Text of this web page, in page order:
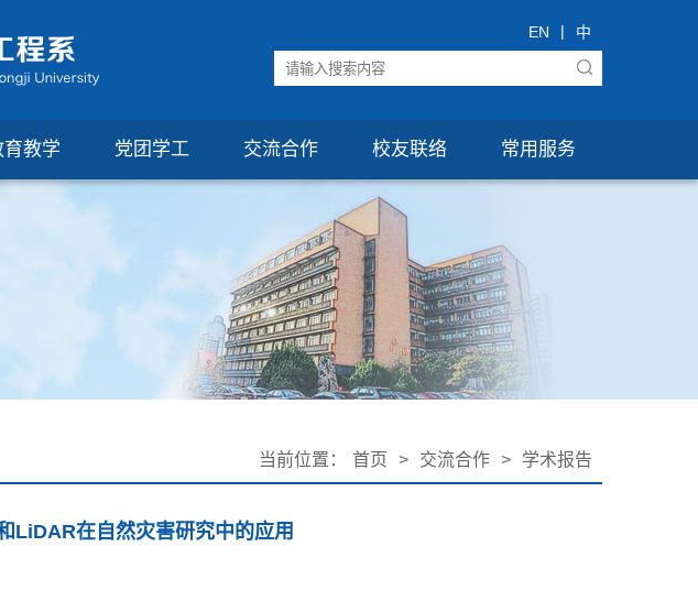
EN | 中
育教学 党团学工 交流合作 校友联络 常用服务
当前位置： 首页 > 交流合作 > 学术报告
LiDAR在自然灾害研究中的应用